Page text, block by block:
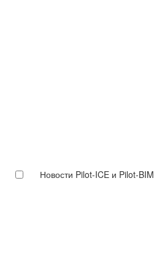
Новости Pilot-ICE и Pilot-BIM